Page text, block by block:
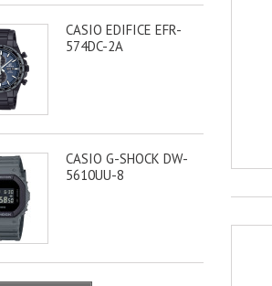
CASIO EDIFICE EFR-
574DC-2A
CASIO G-SHOCK DW-
5610UU-8